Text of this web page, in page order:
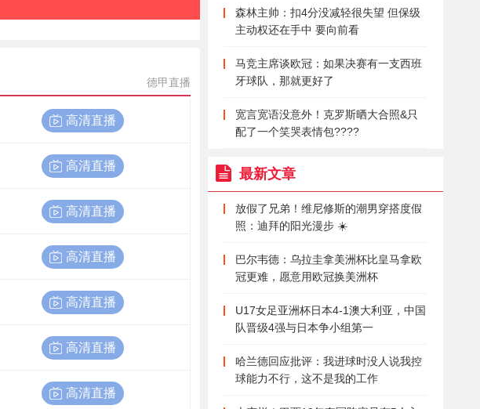
德甲直播
高清直播
高清直播
高清直播
高清直播
高清直播
高清直播
高清直播
森林主帅：扣4分没减轻很失望 但保级
主动权还在手中 要向前看
马竞主席谈欧冠：如果决赛有一支西班
牙球队，那就更好了
宽言宽语没意外！克罗斯晒大合照&只
配了一个笑哭表情包????
最新文章
放假了兄弟！维尼修斯的潮男穿搭度假
照：迪拜的阳光漫步 ☀️
巴尔韦德：乌拉圭拿美洲杯比皇马拿欧
冠更难，愿意用欧冠换美洲杯
U17女足亚洲杯日本4-1澳大利亚，中国
队晋级4强与日本争小组第一
哈兰德回应批评：我进球时没人说我控
球能力不行，这不是我的工作